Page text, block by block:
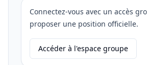
Connectez-vous avec un accès
proposer une position officielle.
Accéder à l'espace groupe